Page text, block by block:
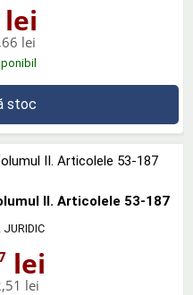
lei
lei
stoc
II. Articolele 53-187
JURIDIC
lei
lei